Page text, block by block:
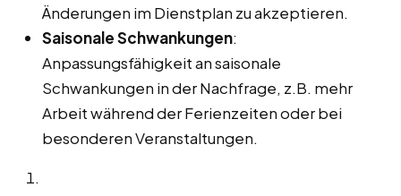
Änderungen im Dienstplan zu akzeptieren.
Saisonale Schwankungen:
Anpassungsfähigkeit an saisonale
Schwankungen in der Nachfrage, z.B. mehr
Arbeit während der Ferienzeiten oder bei
besonderen Veranstaltungen.